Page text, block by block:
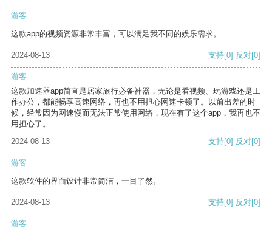
游客
这款app的视频资源非常丰富，可以满足我不同的娱乐需求。
2024-08-13 支持[0] 反对[0]
游客
这款加速器app简直是居家旅行必备神器，无论是看视频、玩游戏还是工
作办公，都能畅享高速网络，再也不用担心网速卡顿了。以前出差的时
候，经常因为网速慢而无法正常使用网络，现在有了这个app，我再也不
用担心了。
2024-08-13
支持[0] 反对[0]
游客
这款软件的界面设计非常简洁，一目了然。
2024-08-13 支持[0] 反对[0]
游客